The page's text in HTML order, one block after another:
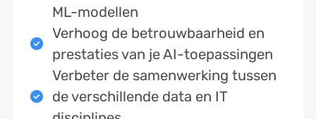
ML-modellen
Verhoog de betrouwbaarheid en
prestaties van je AI-toepassingen
Verbeter de samenwerking tussen
de verschillende data en IT